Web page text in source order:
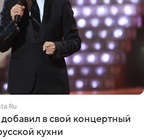
в свой концертный
кухни